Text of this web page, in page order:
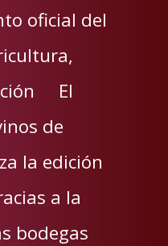
oficial del
El
de
la edición
a la
bodegas